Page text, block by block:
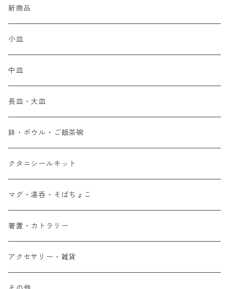
新商品
小皿
中皿
長皿・大皿
鉢・ボウル・ご飯茶碗
クタニシールキット
マグ・湯呑・そばちょこ
箸置・カトラリー
アクセサリー・雑貨